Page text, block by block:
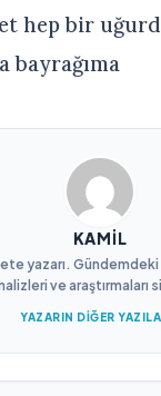
hep bir
bayrağıma
KAMIL
yazarı.
ve araştırmaları
YAZARIN DIĞER